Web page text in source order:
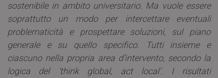
sostenibile in ambito universitario. Ma vuole essere
soprattutto un modo per intercettare eventuali
problematicità e prospettare soluzioni, sul piano
generale e su quello specifico. Tutti insieme e
ciascuno nella propria area d’intervento, secondo la
logica del ‘think global, act local’. I risultati